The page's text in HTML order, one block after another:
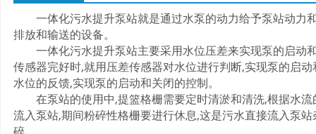
一体化污水提升泵站就是通过水泵的动力给予泵站动力
排放和输送的设备。
一体化污水提升泵站主要采用水位压差来实现泵的启动
传感器完好时,就用压差传感器对水位进行判断,实现泵的启
水位的反馈,实现泵的启动和关闭的控制。
在泵站的使用中,提篮格栅需要定时清淤和清洗,根据水流
流入泵站,期间粉碎性格栅要进行休息,这是污水直接流入泵